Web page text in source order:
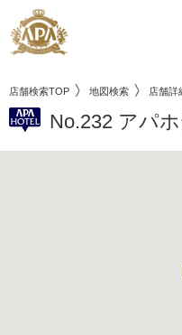
店舗検索TOP 地図検索 店舗詳
No.232 アパ